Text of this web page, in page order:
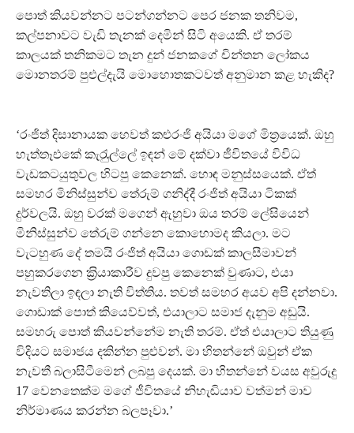
පොත් කියවන්නට පටන්ගන්නට පෙර ජනක තනිවම,
කල්පනාවට වැඩි තැනක් දෙමින් සිටි අයෙකි. ඒ තරම්
කාලයක් තනිකමට තැන දුන් ජනකගේ චින්තන ලෝකය
මොනතරම් පුළුල්දැයි මොහොතකටවත් අනුමාන කළ හැකිද?
‘රංජිත් දිසානායක හෙවත් කළුරංජි අයියා මගේ මිත‍්‍රයෙක්. ඔහු
හැත්තෑඑකේ කැරැුල්ලේ ඉඳන් මේ දක්වා ජීවිතයේ විවිධ
වැඩකටයුතුවල හිටපු කෙනෙක්. හොඳ මනුස්සයෙක්. ඒත්
සමහර මිනිස්සුන්ව තේරුම් ගනිද්දී රංජිත් අයියා ටිකක්
දුර්වලයි. ඔහු වරක් මගෙන් ඇහුවා ඔය තරම් ලේසියෙන්
මිනිස්සුන්ව තේරුම් ගන්නෙ කොහොමද කියලා. මට
වැටහුණ දේ තමයි රංජිත් අයියා ගොඩක් කාලසීමාවන්
පහුකරගෙන ක‍්‍රියාකාරීව දුවපු කෙනෙක් වුණාට, එයා
නැවතිලා ඉඳලා නැති විත්තිය. තවත් සමහර අයව අපි දන්නවා.
ගොඩාක් පොත් කියෙව්වත්, එයාලාට සමාජ දැනුම අඩුයි.
සමහරු පොත් කියවන්නේම නැති තරම්. ඒත් එයාලාට තියුණු
විදියට සමාජය දකින්න පුළුවන්. මා හිතන්නේ ඔවුන් ඒක
නැවතී බලාසිටීමෙන් ලබපු දෙයක්. මා හිතන්නේ වයස අවුරුදු
17 වෙනතෙක්ම මගේ ජීවිතයේ නිහැඬියාව වත්මන් මාව
නිර්මාණය කරන්න බලපෑවා.’